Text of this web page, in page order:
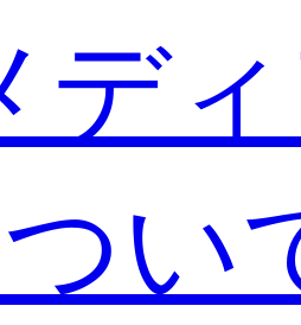
デ
い